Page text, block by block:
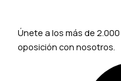
Únete a los más de
oposición con nosotros.